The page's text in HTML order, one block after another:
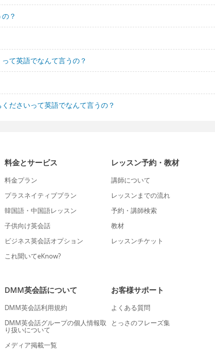
？
て英語でなんて言うの？
ださいって英語でなんて言うの？
料金とサービス
料金プラン
プラスネイティブプラン
韓国語・中国語レッスン
子供向け英会話
ビジネス英会話オプション
これ聞いてeKnow?
レッスン予約・教材
講師について
レッスンまでの流れ
予約・講師検索
教材
レッスンチケット
DMM英会話について
DMM英会話利用規約
DMM英会話グループの個人情報取
り扱いについて
メディア掲載一覧
お客様サポート
よくある質問
とっさのフレーズ集